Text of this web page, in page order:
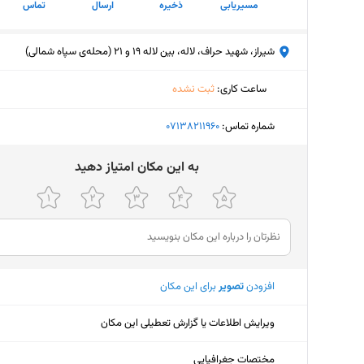
مسیریابی ذخیره ارسال تماس
شیراز، شهید حراف، لاله، بین لاله 19 و 21 (محله‌ی سپاه شمالی)
ساعت کاری: ثبت نشده
جمعه (امروز)
دوشنبه
۹ تا ۱۴ - ۱۷ تا ۲۲
سه‌شنبه
۹ تا ۱۴ - ۱۷ تا ۲۲
چهارشنبه
پنجشنبه
شماره تماس: ‎07138211960
ﺑﻪ اﯾﻦ ﻣﮑﺎن اﻣﺘﯿﺎز دﻫﯿﺪ
افزودنتصویربرای این مکان
ویرایش اطلاعات یا گزارش تعطیلی این مکان
مختصات جغرافیایی